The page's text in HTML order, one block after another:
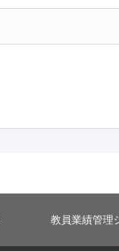
教員業績管理